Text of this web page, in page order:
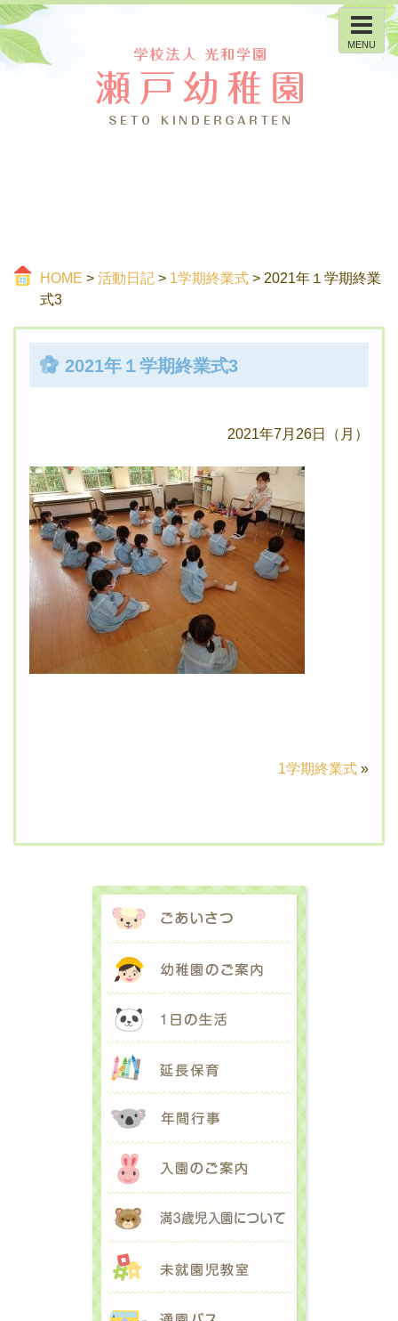
MENU
HOME > 活動日記 > 1学期終業式 > 2021年１学期終業
式3
2021年１学期終業式3
2021年7月26日（月）
1学期終業式 »
ごあいさつ
幼稚園のご案内